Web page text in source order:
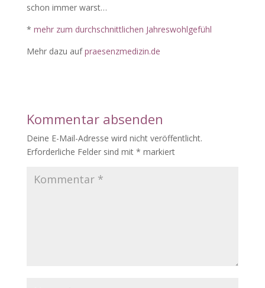
schon immer warst…
* mehr zum durchschnittlichen Jahreswohlgefühl
Mehr dazu aufpraesenzmedizin.de
Kommentar absenden
Deine E-Mail-Adresse wird nicht veröffentlicht.
Erforderliche Felder sind mit * markiert